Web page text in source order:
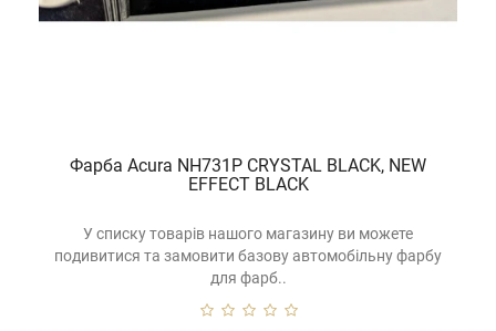
Фарба Acura NH731P CRYSTAL BLACK, NEW
EFFECT BLACK
У списку товарів нашого магазину ви можете
подивитися та замовити базову автомобільну фарбу
для фарб..